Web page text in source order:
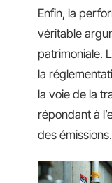
Enfin, la
véritable
patrimoniale.
la
la voie de la
répondant à
des émissions.